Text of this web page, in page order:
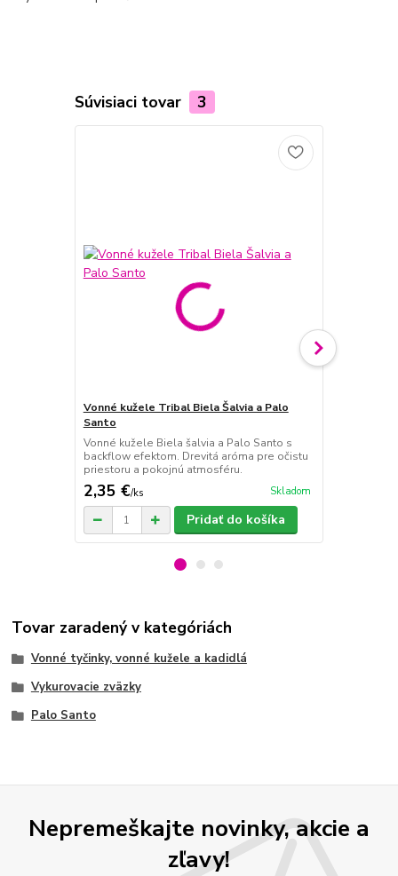
Súvisiaci tovar 3
Vonné kužele Tribal Biela Šalvia a Palo
Santo
Vonné kužele Biela šalvia a Palo Santo s
backflow efektom. Drevitá aróma pre očistu
priestoru a pokojnú atmosféru.
2,35 €/ks Skladom
Pridať do košíka
Tovar zaradený v kategóriách
Vonné tyčinky, vonné kužele a kadidlá
Vykurovacie zväzky
Palo Santo
Nepremeškajte novinky, akcie a
zľavy!